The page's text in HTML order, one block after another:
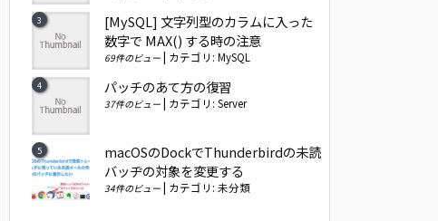
[MySQL] 文字列型のカラムに入った
数字で MAX() する時の注意
69件のビュー カテゴリ: MySQL
パッチのあて方の復習
37件のビュー カテゴリ: Server
macOSのDockでThunderbirdの未読
バッヂの対象を変更する
34件のビュー カテゴリ: 未分類